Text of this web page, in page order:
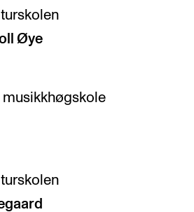
Øye
musikkhøgskole